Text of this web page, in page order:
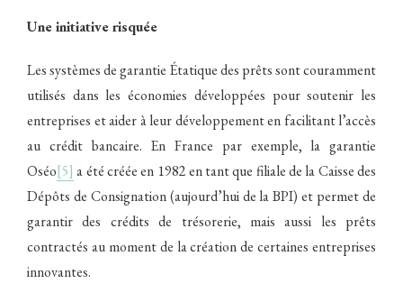
Une initiative risquée
Les systèmes de garantie Étatique des prêts sont couramment
utilisés dans les économies développées pour soutenir les
entreprises et aider à leur développement en facilitant l’accès
au crédit bancaire. En France par exemple, la garantie
Oséo[5] a été créée en 1982 en tant que filiale de la Caisse des
Dépôts de Consignation (aujourd’hui de la BPI) et permet de
garantir des crédits de trésorerie, mais aussi les prêts
contractés au moment de la création de certaines entreprises
innovantes.